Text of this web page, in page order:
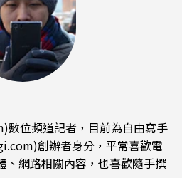
數位頻道記者，目前為自由寫手
創辦者身分，平常喜歡電
、網路相關內容，也喜歡隨手撰